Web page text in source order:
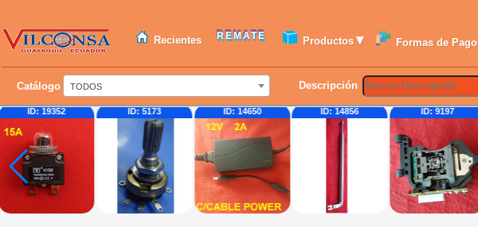
Recientes REMATE Productos ▾ Formas de Pago
Catálogo TODOS Descripción
ID: 19352 ID: 5173 ID: 14650 ID: 14856 ID: 9197